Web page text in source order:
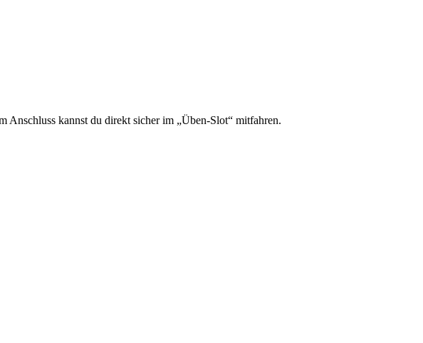
kannst du direkt sicher im „Üben-Slot“ mitfahren.